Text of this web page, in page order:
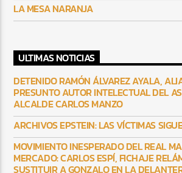
LA MESA NARANJA
ULTIMAS NOTICIAS
DETENIDO RAMÓN ÁLVAREZ AYALA,
PRESUNTO AUTOR INTELECTUAL DEL
ALCALDE CARLOS MANZO
ARCHIVOS EPSTEIN: LAS VÍCTIMAS
MOVIMIENTO INESPERADO DEL REAL
MERCADO: CARLOS ESPÍ, FICHAJE
SUSTITUIR A GONZALO EN LA